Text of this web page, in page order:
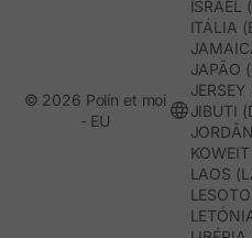
ISRAEL
ITÁLIA
JAPÃO
JIBUTI
LAOS
© 2026 Polín et moi
- EU